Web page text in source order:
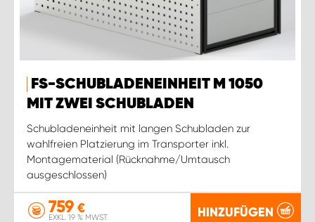
FS-SCHUBLADENEINHEIT M 1050
MIT ZWEI SCHUBLADEN
Schubladeneinheit mit langen Schubladen zur
wahlfreien Platzierung im Transporter inkl.
Montagematerial (Rücknahme/Umtausch
ausgeschlossen)
759 €
EXKL. 19 % MWST. HINZUFÜGEN
WORK SYSTEM RHEINLAND
WORK SYSTEM STUTTGART